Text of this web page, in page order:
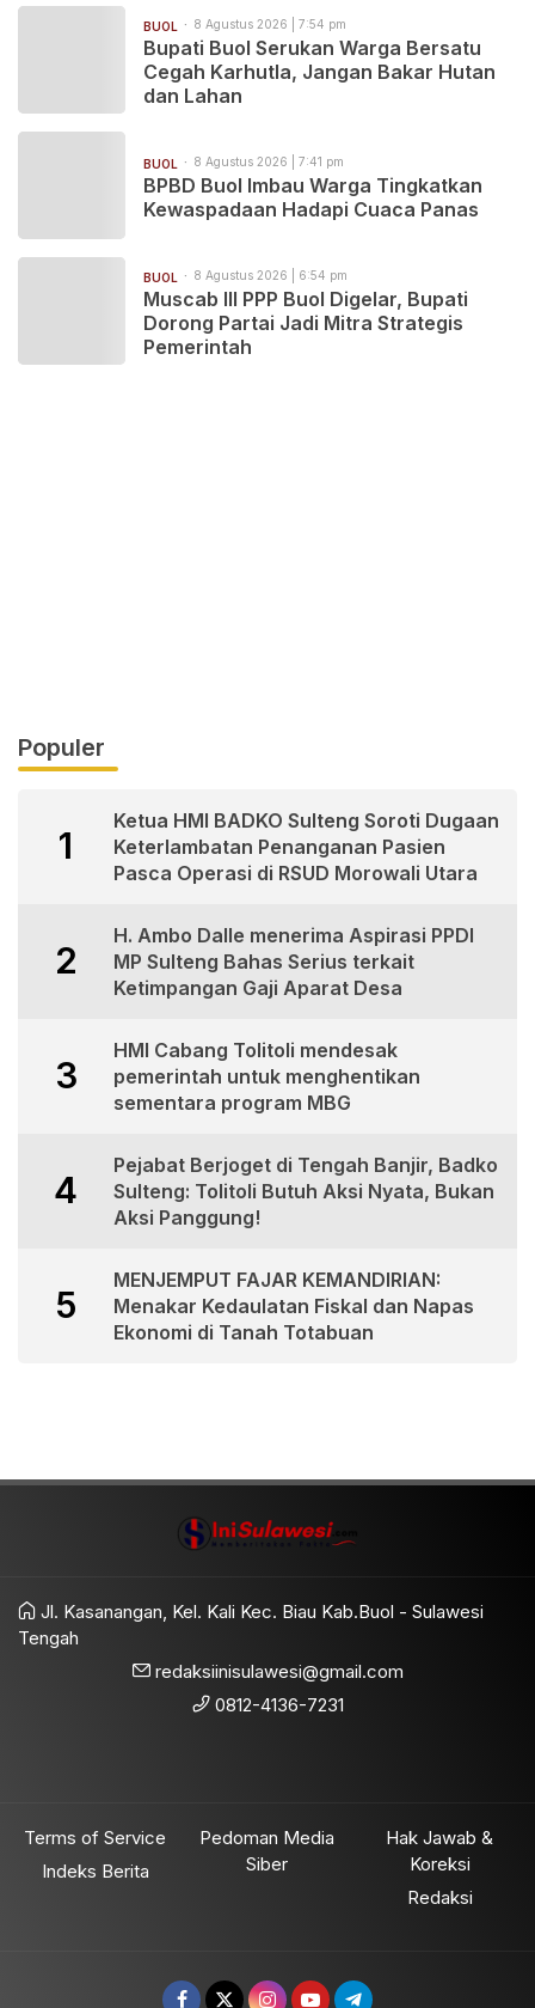
BUOL 8 Agustus 2026 | 7:54 pm
Bupati Buol Serukan Warga Bersatu
Cegah Karhutla, Jangan Bakar Hutan
dan Lahan
BUOL 8 Agustus 2026 | 7:41 pm
BPBD Buol Imbau Warga Tingkatkan
Kewaspadaan Hadapi Cuaca Panas
BUOL 8 Agustus 2026 | 6:54 pm
Muscab III PPP Buol Digelar, Bupati
Dorong Partai Jadi Mitra Strategis
Pemerintah
Populer
1
Ketua HMI BADKO Sulteng Soroti Dugaan
Keterlambatan Penanganan Pasien
Pasca Operasi di RSUD Morowali Utara
2
H. Ambo Dalle menerima Aspirasi PPDI
MP Sulteng Bahas Serius terkait
Ketimpangan Gaji Aparat Desa
3
HMI Cabang Tolitoli mendesak
pemerintah untuk menghentikan
sementara program MBG
4
Pejabat Berjoget di Tengah Banjir, Badko
Sulteng: Tolitoli Butuh Aksi Nyata, Bukan
Aksi Panggung!
5
MENJEMPUT FAJAR KEMANDIRIAN:
Menakar Kedaulatan Fiskal dan Napas
Ekonomi di Tanah Totabuan
Jl. Kasanangan, Kel. Kali Kec. Biau Kab.Buol - Sulawesi
Tengah
redaksiinisulawesi@gmail.com
0812-4136-7231
Terms of Service
Indeks Berita
Pedoman Media
Siber
Hak Jawab &
Koreksi
Redaksi